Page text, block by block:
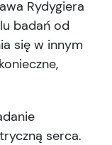
Rydygiera
badań od
się w innym
serca.